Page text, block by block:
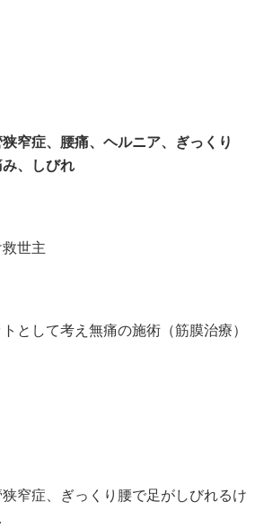
窄症、腰痛、ヘルニア、ぎっくり
、しびれ
世主
として考え無痛の施術（筋膜治療）
狭窄症、ぎっくり腰で足がしびれるけ